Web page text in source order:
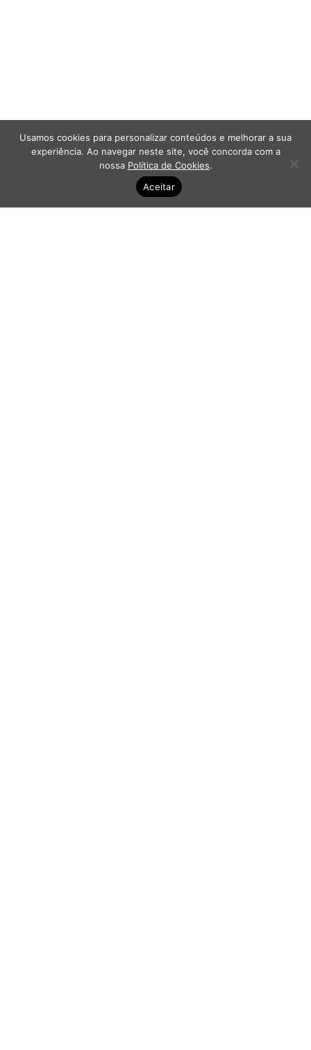
Usamos cookies para personalizar conteúdos e melhorar a sua
experiência. Ao navegar neste site, você concorda com a
nossa Política de Cookies.
Aceitar